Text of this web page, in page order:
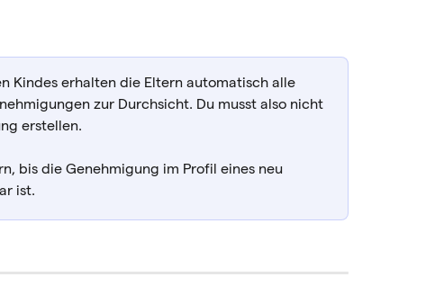
Kindes erhalten die Eltern automatisch alle
zur Durchsicht. Du musst also nicht
erstellen.
bis die Genehmigung im Profil eines neu
ist.